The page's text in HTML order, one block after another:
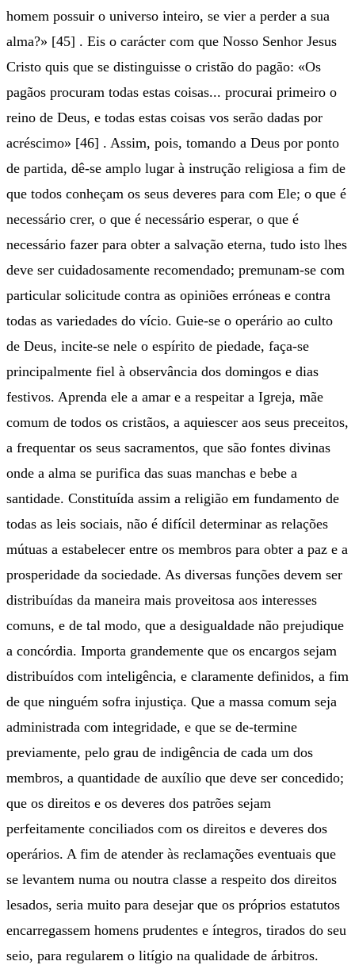
homem possuir o universo inteiro, se vier a perder a sua
alma?» [45] . Eis o carácter com que Nosso Senhor Jesus
Cristo quis que se distinguisse o cristão do pagão: «Os
pagãos procuram todas estas coisas... procurai primeiro o
reino de Deus, e todas estas coisas vos serão dadas por
acréscimo» [46] . Assim, pois, tomando a Deus por ponto
de partida, dê-se amplo lugar à instrução religiosa a fim de
que todos conheçam os seus deveres para com Ele; o que é
necessário crer, o que é necessário esperar, o que é
necessário fazer para obter a salvação eterna, tudo isto lhes
deve ser cuidadosamente recomendado; premunam-se com
particular solicitude contra as opiniões erróneas e contra
todas as variedades do vício. Guie-se o operário ao culto
de Deus, incite-se nele o espírito de piedade, faça-se
principalmente fiel à observância dos domingos e dias
festivos. Aprenda ele a amar e a respeitar a Igreja, mãe
comum de todos os cristãos, a aquiescer aos seus preceitos,
a frequentar os seus sacramentos, que são fontes divinas
onde a alma se purifica das suas manchas e bebe a
santidade. Constituída assim a religião em fundamento de
todas as leis sociais, não é difícil determinar as relações
mútuas a estabelecer entre os membros para obter a paz e a
prosperidade da sociedade. As diversas funções devem ser
distribuídas da maneira mais proveitosa aos interesses
comuns, e de tal modo, que a desigualdade não prejudique
a concórdia. Importa grandemente que os encargos sejam
distribuídos com inteligência, e claramente definidos, a fim
de que ninguém sofra injustiça. Que a massa comum seja
administrada com integridade, e que se de-termine
previamente, pelo grau de indigência de cada um dos
membros, a quantidade de auxílio que deve ser concedido;
que os direitos e os deveres dos patrões sejam
perfeitamente conciliados com os direitos e deveres dos
operários. A fim de atender às reclamações eventuais que
se levantem numa ou noutra classe a respeito dos direitos
lesados, seria muito para desejar que os próprios estatutos
encarregassem homens prudentes e íntegros, tirados do seu
seio, para regularem o litígio na qualidade de árbitros.